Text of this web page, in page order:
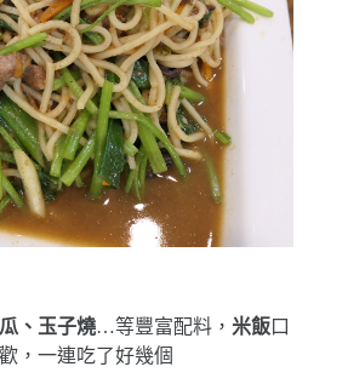
、玉子燒…等豐富配料， 米飯口
，一連吃了好幾個